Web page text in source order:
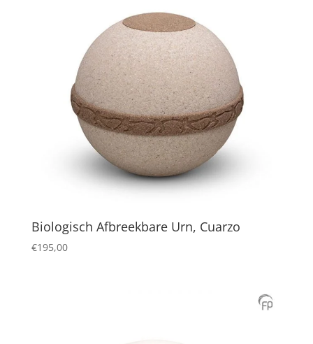
Biologisch Afbreekbare Urn, Cuarzo
€195,00